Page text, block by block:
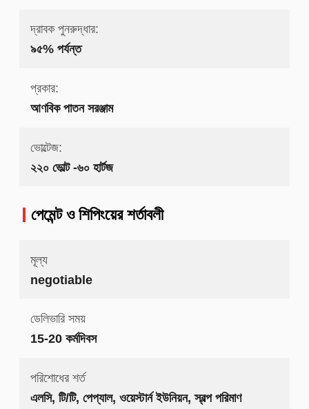
দ্রাবক পুনরুদ্ধার:
৯৫% পর্যন্ত
প্রকার:
আণবিক পাতন সরঞ্জাম
ভোল্টেজ:
২২০ ভোল্ট -৬০ হার্টজ
পেমেন্ট ও শিপিংয়ের শর্তাবলী
মূল্য
negotiable
ডেলিভারি সময়
15-20 কর্মদিবস
পরিশোধের শর্ত
এলসি, টি/টি, পেপ্যাল, ওয়েস্টার্ন ইউনিয়ন, স্বল্প পরিমাণ